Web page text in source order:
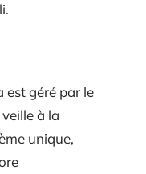
est géré par le
à la
unique,